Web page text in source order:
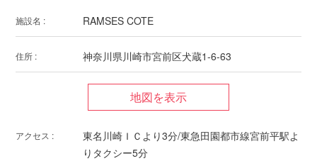
施設名 : RAMSES COTE
住所 : 神奈川県川崎市宮前区犬蔵1-6-63
アクセス :
東名川崎ＩＣより3分/東急田園都市線宮前平駅よ
りタクシー5分